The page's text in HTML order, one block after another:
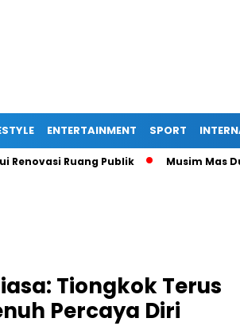
ENTERTAINMENT SPORT
Ruang Publik Musim Mas
Tiongkok Terus
Percaya Diri